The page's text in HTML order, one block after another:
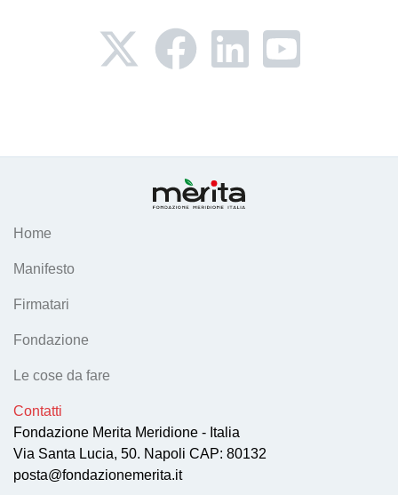
Home
Manifesto
Firmatari
Fondazione
Le cose da fare
Contatti
Fondazione Merita Meridione - Italia
Via Santa Lucia, 50. Napoli CAP: 80132
posta@fondazionemerita.it